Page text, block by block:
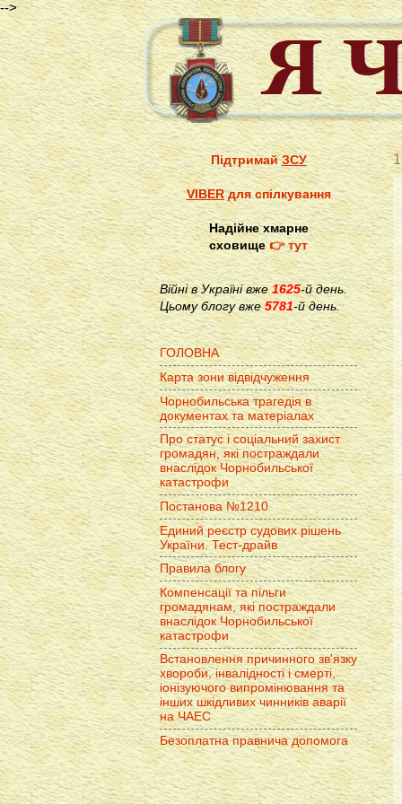
-->
ПідтримайЗСУ
VIBERдля спілкування
Надійне хмарне
сховище👉 тут
Війні в Україні вже1625-й день.
Цьому блогу вже 5781-й день.
ГОЛОВНА
Карта зони відвідчуження
Чорнобильська трагедія в
документах та матеріалах
Про статус і соціальний захист
громадян, які постраждали
внаслідок Чорнобильської
катастрофи
Постанова №1210
Единий реєстр судових рішень
України. Тест-драйв
Правила блогу
Компенсації та пільги
громадянам, які постраждали
внаслідок Чорнобильської
катастрофи
Встановлення причинного зв'язку
хвороби, інвалідності і смерті,
іонізуючого випромінювання та
інших шкідливих чинників аварії
на ЧАЕС
Безоплатна правнича допомога